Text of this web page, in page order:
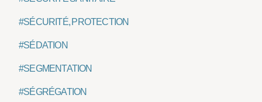
#SÉCURITÉ, PROTECTION
#SÉDATION
#SEGMENTATION
#SÉGRÉGATION